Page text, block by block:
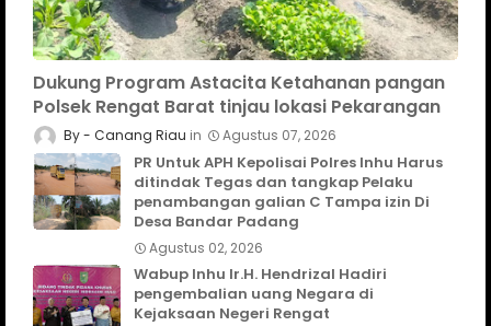
Dukung Program Astacita Ketahanan pangan
Polsek Rengat Barat tinjau lokasi Pekarangan
Canang Riau Agustus 07, 2026
PR Untuk APH Kepolisai Polres Inhu Harus
ditindak Tegas dan tangkap Pelaku
penambangan galian C Tampa izin Di
Desa Bandar Padang
Agustus 02, 2026
Wabup Inhu Ir.H. Hendrizal Hadiri
pengembalian uang Negara di
Kejaksaan Negeri Rengat